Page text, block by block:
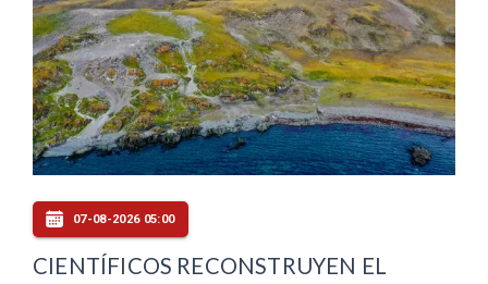
07-08-2026 05:00
CIENTÍFICOS RECONSTRUYEN EL